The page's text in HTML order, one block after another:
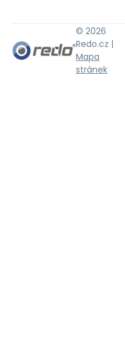
© 2026
Redo.cz |
Mapa
stránek